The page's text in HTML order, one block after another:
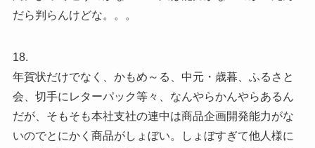
だら判らんけどな。。。
18.
年賀状だけでなく、かもめ～る、中元・歳暮、ふるさと
会、切手にレターパック等々、なんやらかんやらあるん
だが、そもそも本社支社の連中は商品企画開発能力がな
いのでとにかく商品がしょぼい。しょぼすぎて他人様に